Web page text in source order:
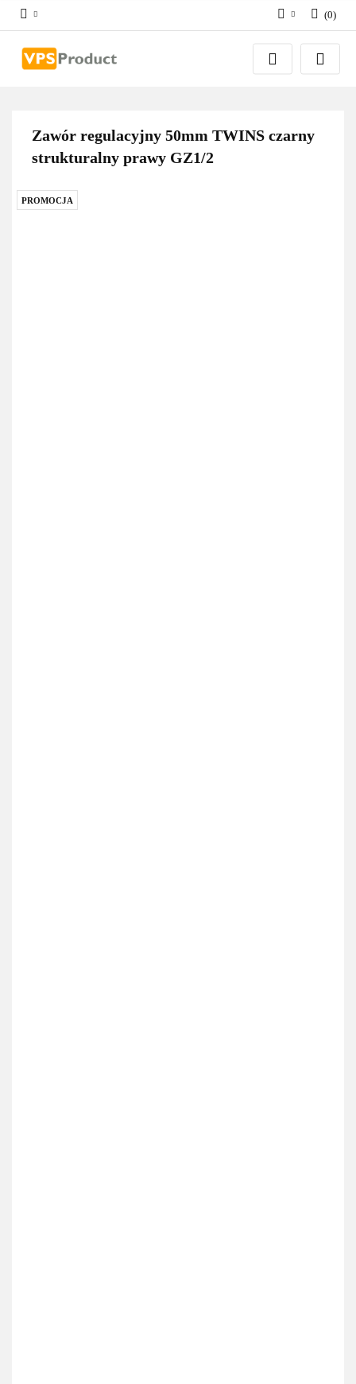
Zaloguj się
Zarejestruj się
(0)
Zawór regulacyjny 50mm TWINS czarny
strukturalny prawy GZ1/2
PROMOCJA